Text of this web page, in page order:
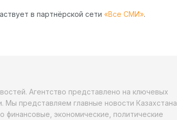
в партнёрской сети «Все СМИ».
Агентство представлено на ключевых
представляем главные новости Казахстана,
экономические, политические